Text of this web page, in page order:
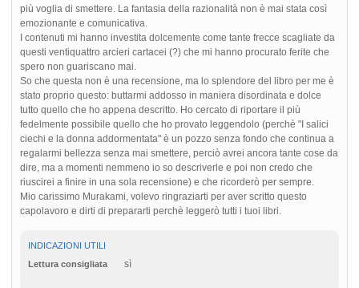
più voglia di smettere. La fantasia della razionalità non è mai stata così
emozionante e comunicativa.
I contenuti mi hanno investita dolcemente come tante frecce scagliate da
questi ventiquattro arcieri cartacei (?) che mi hanno procurato ferite che
spero non guariscano mai.
So che questa non è una recensione, ma lo splendore del libro per me è
stato proprio questo: buttarmi addosso in maniera disordinata e dolce
tutto quello che ho appena descritto. Ho cercato di riportare il più
fedelmente possibile quello che ho provato leggendolo (perchè "I salici
ciechi e la donna addormentata" è un pozzo senza fondo che continua a
regalarmi bellezza senza mai smettere, perciò avrei ancora tante cose da
dire, ma a momenti nemmeno io so descriverle e poi non credo che
riuscirei a finire in una sola recensione) e che ricorderò per sempre.
Mio carissimo Murakami, volevo ringraziarti per aver scritto questo
capolavoro e dirti di prepararti perchè leggerò tutti i tuoi libri.
INDICAZIONI UTILI
Lettura consigliata
sì